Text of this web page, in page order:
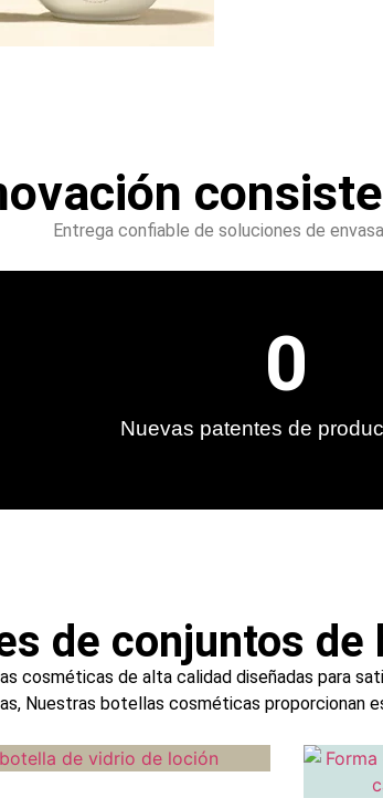
Entrega confiable de soluciones de
Nuevas patentes de
0
de conjuntos
cosméticas de alta calidad diseñadas para
Nuestras botellas cosméticas proporcionan